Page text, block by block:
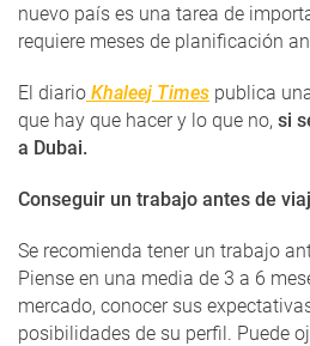
nuevo país es una tarea de
requiere meses de planificación
El diario Khaleej Times publica
que hay que hacer y lo que no, si
a Dubai.
Conseguir un trabajo antes de
Se recomienda tener un trabajo
Piense en una media de 3 a 6
mercado, conocer sus
posibilidades de su perfil. Puede